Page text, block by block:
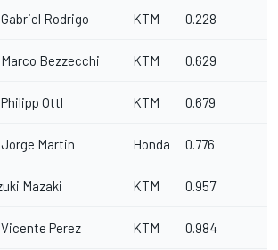
Gabriel Rodrigo KTM 0.228
Marco Bezzecchi KTM 0.629
Philipp Ottl KTM 0.679
Jorge Martin Honda 0.776
Mazaki KTM 0.957
Vicente Perez KTM 0.984